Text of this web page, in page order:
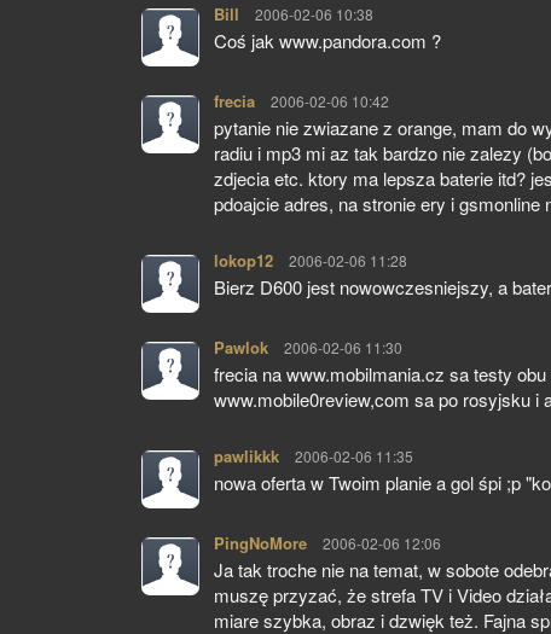
Bill pisze:
2006-02-06 10:38
Coś jak www.pandora.com ?
frecia pisze:
2006-02-06 10:42
pytanie nie zwiazane z orange, mam do
radiu i mp3 mi az tak bardzo nie zalezy
zdjecia etc. ktory ma lepsza baterie itd?
pdoajcie adres, na stronie ery i
lokop12 pisze:
2006-02-06 11:28
Bierz D600 jest nowowczesniejszy, a
Pawlok pisze:
2006-02-06 11:30
frecia na www.mobilmania.cz sa testy
www.mobile0review,com sa po rosyjsku i
pawlikkk pisze:
2006-02-06 11:35
nowa oferta w Twoim planie a gol śpi ;p
PingNoMore pisze:
2006-02-06 12:06
Ja tak troche nie na temat, w sobote
muszę przyzać, że strefa TV i Video
miare szybka, obraz i dzwięk też. Fajna